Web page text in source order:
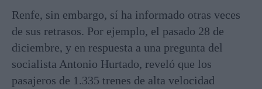
Renfe, sin embargo, sí ha informado otras veces
de sus retrasos. Por ejemplo, el pasado 28 de
diciembre, y en respuesta a una pregunta del
socialista Antonio Hurtado, reveló que los
pasajeros de 1.335 trenes de alta velocidad